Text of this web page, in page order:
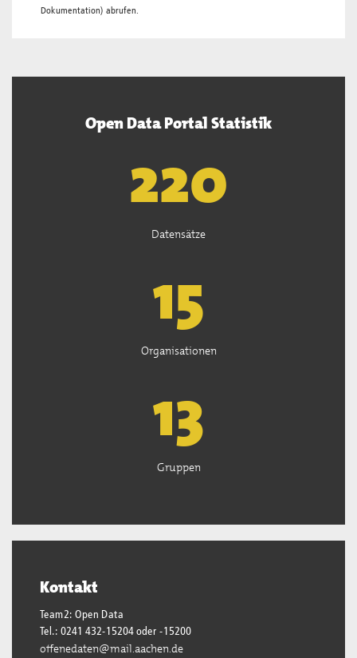
Dokumentation) abrufen.
Open Data Portal Statistik
221
Datensätze
15
Organisationen
13
Gruppen
Kontakt
Team2: Open Data
Tel.: 0241 432-15204 oder -15200
offenedaten@mail.aachen.de